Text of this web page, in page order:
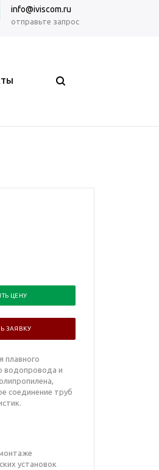
info@iviscom.ru
отправьте запрос
ЦЕНУ
ЗАЯВКУ
плавного
водопровода и
соединение труб
установок